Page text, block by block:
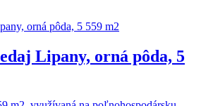
Lipany, orná pôda, 5